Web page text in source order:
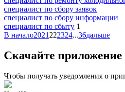
специалист по сбору заявок
специалист по сбору информации
специалист по сбыту 1
В начало2021 222324...36дальше
Скачайте приложение
Чтобы получать уведомления о